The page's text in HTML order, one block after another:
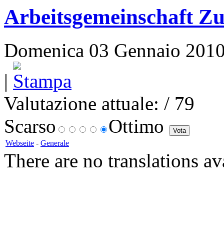
Arbeitsgemeinschaft
Domenica 03 Gennaio
|
Valutazione attuale: / 79
Scarso
Ottimo
Webseite - Generale
There are no translations